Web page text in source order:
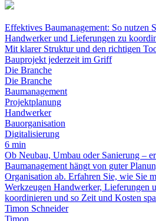
Effektives Baumanagement: So nutzen
Handwerker und Lieferungen zu
Mit klarer Struktur und den richtigen
Bauprojekt jederzeit im Griff
Die Branche
Die Branche
Baumanagement
Projektplanung
Handwerker
Bauorganisation
Digitalisierung
6 min
Ob Neubau, Umbau oder Sanierung –
Baumanagement hängt von guter
Organisation ab. Erfahren Sie, wie Sie
Werkzeugen Handwerker, Lieferungen
koordinieren und so Zeit und Kosten
Timon Schneider
Timon